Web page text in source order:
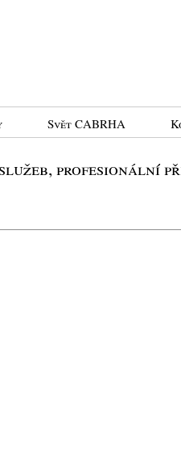
Svět CABRHA
profesionální